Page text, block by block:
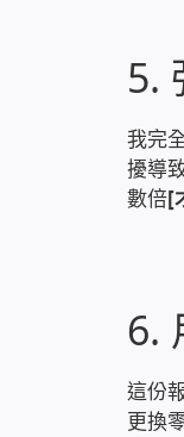
5.
我完
擾導
數倍[
6.
這份
更換